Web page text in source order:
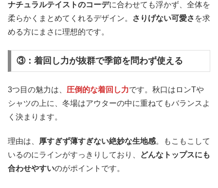
ナチュラルテイストのコーデに合わせても浮かず、全体を
柔らかくまとめてくれるデザイン。
さりげない可愛さ を求
める方にまさに理想的です。
③：着回し力が抜群で季節を問わず使える
3つ目の魅力は、 圧倒的な着回し力です。秋口はロンTや
シャツの上に、冬場はアウターの中に重ねてもバランスよ
く決まります。
理由は、 厚すぎず薄すぎない絶妙な生地感。もこもこして
いるのにラインがすっきりしており、
どんなトップスにも
合わせやすいのがポイントです。